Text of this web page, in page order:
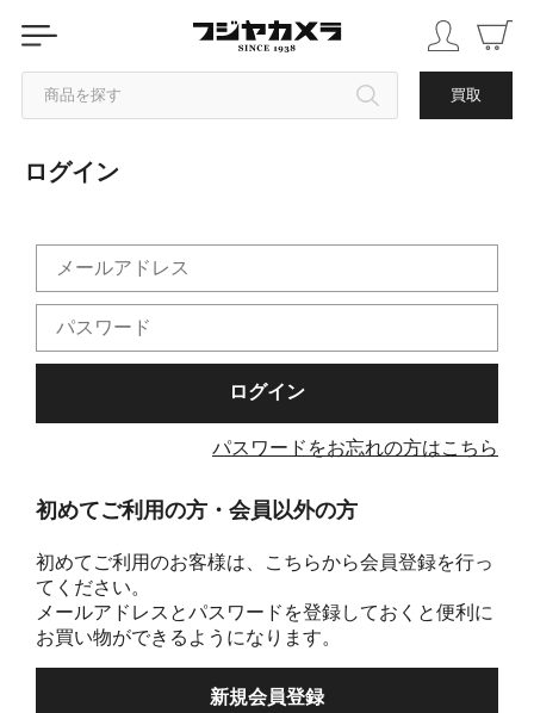
商品を探す 買取
カテゴリから探す
中古品を探す
ログイン
パスワードをお忘れの方はこちら
初めてご利用の方・会員以外の方
初めてご利用のお客様は、こちらから会員登録を行っ
てください。
メールアドレスとパスワードを登録しておくと便利に
お買い物ができるようになります。